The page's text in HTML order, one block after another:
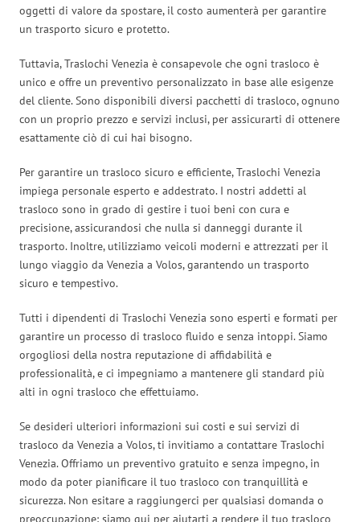
oggetti di valore da spostare, il costo aumenterà per garantire
un trasporto sicuro e protetto.
Tuttavia, Traslochi Venezia è consapevole che ogni trasloco è
unico e offre un preventivo personalizzato in base alle esigenze
del cliente. Sono disponibili diversi pacchetti di trasloco, ognuno
con un proprio prezzo e servizi inclusi, per assicurarti di ottenere
esattamente ciò di cui hai bisogno.
Per garantire un trasloco sicuro e efficiente, Traslochi Venezia
impiega personale esperto e addestrato. I nostri addetti al
trasloco sono in grado di gestire i tuoi beni con cura e
precisione, assicurandosi che nulla si danneggi durante il
trasporto. Inoltre, utilizziamo veicoli moderni e attrezzati per il
lungo viaggio da Venezia a Volos, garantendo un trasporto
sicuro e tempestivo.
Tutti i dipendenti di Traslochi Venezia sono esperti e formati per
garantire un processo di trasloco fluido e senza intoppi. Siamo
orgogliosi della nostra reputazione di affidabilità e
professionalità, e ci impegniamo a mantenere gli standard più
alti in ogni trasloco che effettuiamo.
Se desideri ulteriori informazioni sui costi e sui servizi di
trasloco da Venezia a Volos, ti invitiamo a contattare Traslochi
Venezia. Offriamo un preventivo gratuito e senza impegno, in
modo da poter pianificare il tuo trasloco con tranquillità e
sicurezza. Non esitare a raggiungerci per qualsiasi domanda o
preoccupazione: siamo qui per aiutarti a rendere il tuo trasloco